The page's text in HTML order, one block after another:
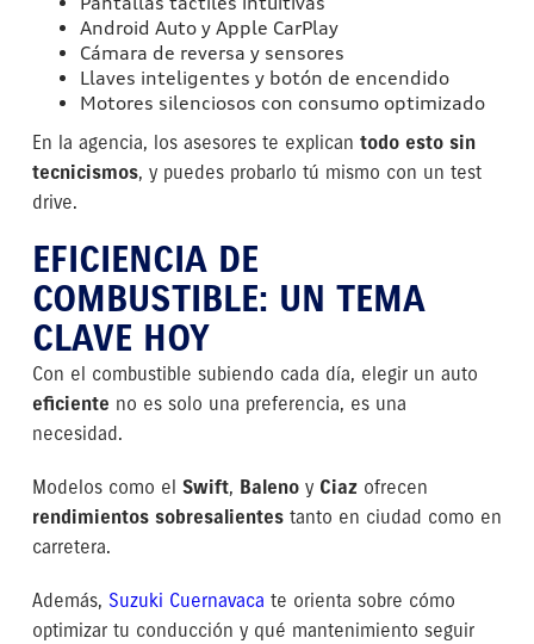
Android Auto y Apple CarPlay
Cámara de reversa y sensores
Llaves inteligentes y botón de encendido
Motores silenciosos con consumo optimizado
En la agencia, los asesores te explican todo esto sin
tecnicismos, y puedes probarlo tú mismo con un test
drive.
EFICIENCIA DE
COMBUSTIBLE: UN TEMA
CLAVE HOY
Con el combustible subiendo cada día, elegir un auto
eficiente no es solo una preferencia, es una
necesidad.
Modelos como el Swift, Balenoy Ciazofrecen
rendimientos sobresalientestanto en ciudad como en
carretera.
Además, Suzuki Cuernavaca te orienta sobre cómo
optimizar tu conducción y qué mantenimiento seguir